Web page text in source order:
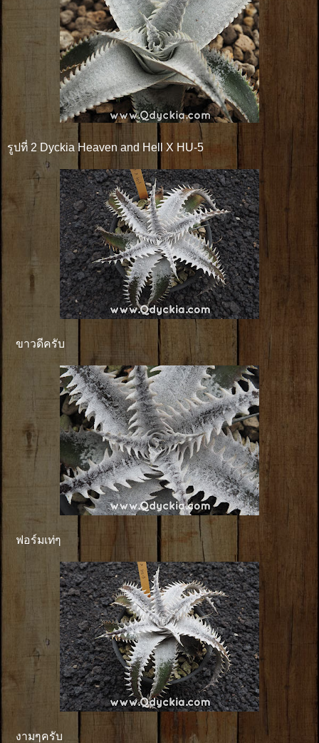
รูปที่ 2 Dyckia Heaven and Hell X HU-5
ขาวดีครับ
ฟอร์มเท่ๆ
งามๆครับ